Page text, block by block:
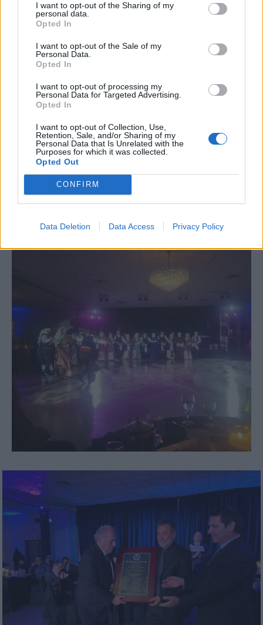
I want to opt-out of the Sharing of my
personal data.
Opted In
I want to opt-out of the Sale of my
Personal Data.
Opted In
I want to opt-out of processing my
Personal Data for Targeted Advertising.
Opted In
I want to opt-out of Collection, Use,
Retention, Sale, and/or Sharing of my
Personal Data that Is Unrelated with the
Purposes for which it was collected.
Opted Out
CONFIRM
Data Deletion Data Access Privacy Policy